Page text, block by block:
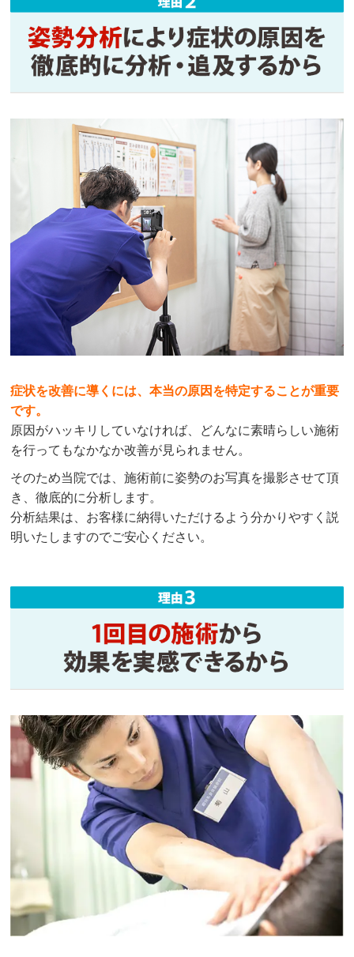
症状を改善に導くには、本当の原因を特定することが重要
です。
原因がハッキリしていなければ、どんなに素晴らしい施術
を行ってもなかなか改善が見られません。
そのため当院では、施術前に姿勢のお写真を撮影させて頂
き、徹底的に分析します。
分析結果は、お客様に納得いただけるよう分かりやすく説
明いたしますのでご安心ください。